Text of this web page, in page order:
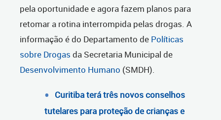
pela oportunidade e agora fazem planos para
retomar a rotina interrompida pelas drogas. A
informação é do Departamento de Políticas
sobre Drogas da Secretaria Municipal de
Desenvolvimento Humano (SMDH).
Curitiba terá três novos conselhos
tutelares para proteção de crianças e